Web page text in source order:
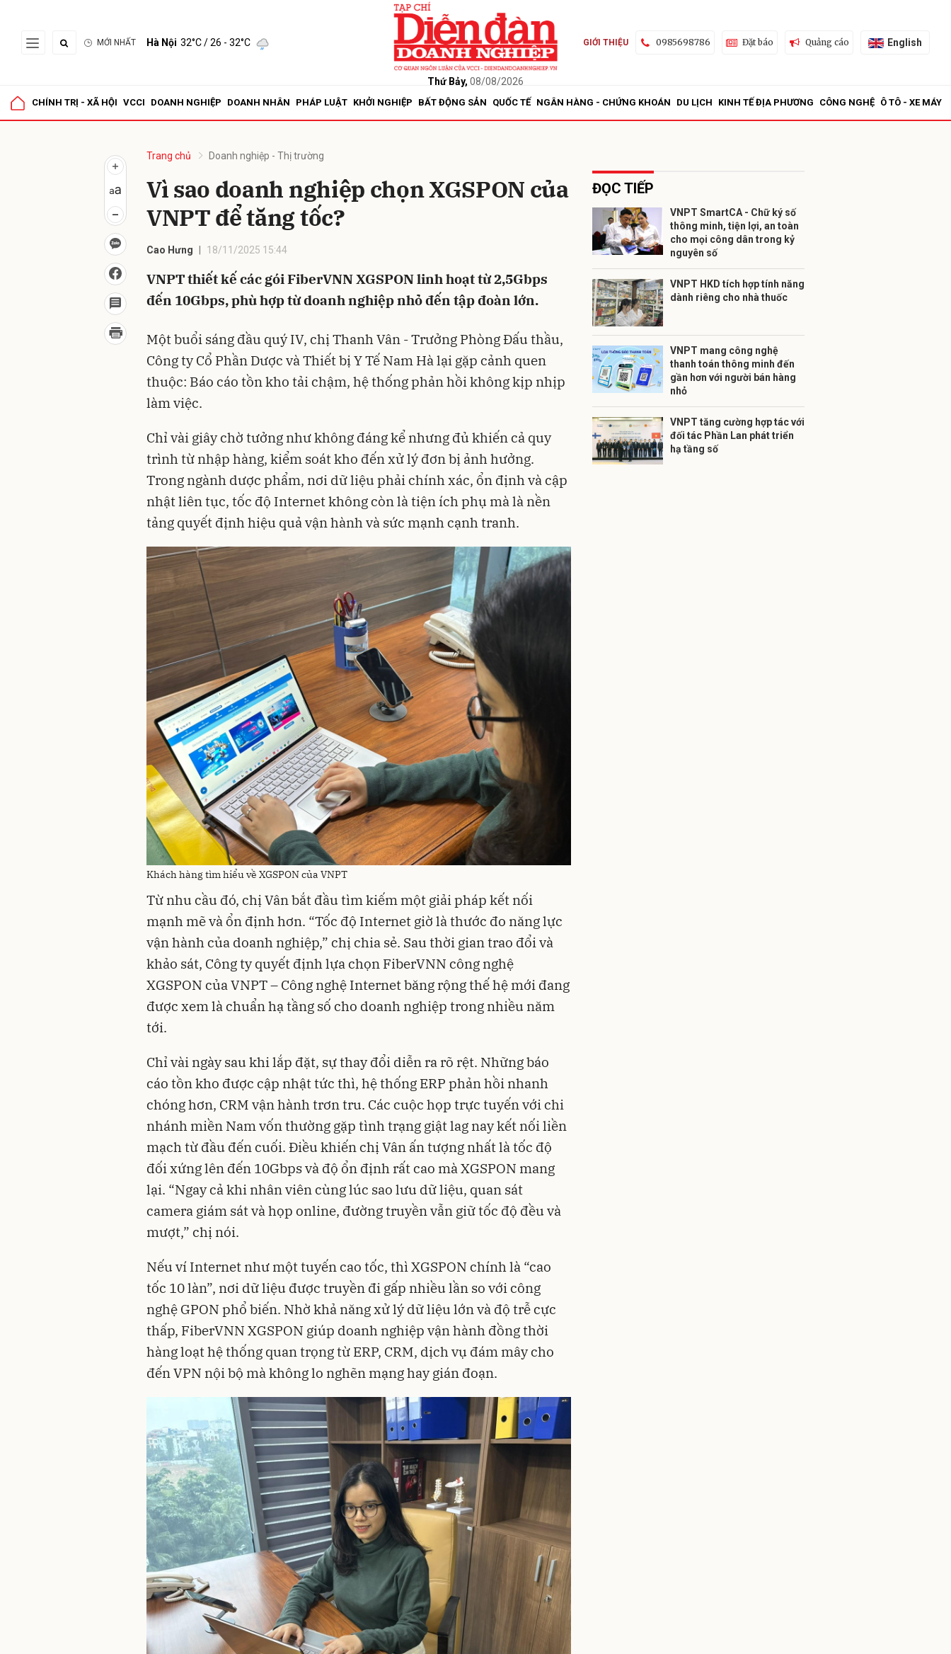
MỚI NHẤT Hà Nội 32°C/ 26 - 32°C
Thứ Bảy, 08/08/2026
GIỚI THIỆU 0985698786 Đặt báo Quảng cáo English
CHÍNH TRỊ - XÃ HỘI VCCI DOANH NGHIỆP DOANH NHÂN PHÁP LUẬT KHỞI NGHIỆP BẤT ĐỘNG SẢN QUỐC TẾ NGÂN HÀNG - CHỨNG KHOÁN DU LỊCH KINH TẾ ĐỊA PHƯƠNG CÔNG NGHỆ Ô TÔ - XE MÁY
Trang chủ Doanh nghiệp - Thị trường
Vì sao doanh nghiệp chọn XGSPON của
VNPT để tăng tốc?
Cao Hưng 18/11/2025 15:44
VNPT thiết kế các gói FiberVNN XGSPON linh hoạt từ 2,5Gbps
đến 10Gbps, phù hợp từ doanh nghiệp nhỏ đến tập đoàn lớn.
Một buổi sáng đầu quý IV, chị Thanh Vân - Trưởng Phòng Đấu thầu,
Công ty Cổ Phần Dược và Thiết bị Y Tế Nam Hà lại gặp cảnh quen
thuộc: Báo cáo tồn kho tải chậm, hệ thống phản hồi không kịp nhịp
làm việc.
Chỉ vài giây chờ tưởng như không đáng kể nhưng đủ khiến cả quy
trình từ nhập hàng, kiểm soát kho đến xử lý đơn bị ảnh hưởng.
Trong ngành dược phẩm, nơi dữ liệu phải chính xác, ổn định và cập
nhật liên tục, tốc độ Internet không còn là tiện ích phụ mà là nền
tảng quyết định hiệu quả vận hành và sức mạnh cạnh tranh.
Khách hàng tìm hiểu về XGSPON của VNPT
Từ nhu cầu đó, chị Vân bắt đầu tìm kiếm một giải pháp kết nối
mạnh mẽ và ổn định hơn. “Tốc độ Internet giờ là thước đo năng lực
vận hành của doanh nghiệp,” chị chia sẻ. Sau thời gian trao đổi và
khảo sát, Công ty quyết định lựa chọn FiberVNN công nghệ
XGSPON của VNPT – Công nghệ Internet băng rộng thế hệ mới đang
được xem là chuẩn hạ tầng số cho doanh nghiệp trong nhiều năm
tới.
Chỉ vài ngày sau khi lắp đặt, sự thay đổi diễn ra rõ rệt. Những báo
cáo tồn kho được cập nhật tức thì, hệ thống ERP phản hồi nhanh
chóng hơn, CRM vận hành trơn tru. Các cuộc họp trực tuyến với chi
nhánh miền Nam vốn thường gặp tình trạng giật lag nay kết nối liền
mạch từ đầu đến cuối. Điều khiến chị Vân ấn tượng nhất là tốc độ
đối xứng lên đến 10Gbps và độ ổn định rất cao mà XGSPON mang
lại. “Ngay cả khi nhân viên cùng lúc sao lưu dữ liệu, quan sát
camera giám sát và họp online, đường truyền vẫn giữ tốc độ đều và
mượt,” chị nói.
Nếu ví Internet như một tuyến cao tốc, thì XGSPON chính là “cao
tốc 10 làn”, nơi dữ liệu được truyền đi gấp nhiều lần so với công
nghệ GPON phổ biến. Nhờ khả năng xử lý dữ liệu lớn và độ trễ cực
thấp, FiberVNN XGSPON giúp doanh nghiệp vận hành đồng thời
hàng loạt hệ thống quan trọng từ ERP, CRM, dịch vụ đám mây cho
đến VPN nội bộ mà không lo nghẽn mạng hay gián đoạn.
ĐỌC TIẾP
VNPT SmartCA - Chữ ký số
thông minh, tiện lợi, an toàn
cho mọi công dân trong kỷ
nguyên số
VNPT HKD tích hợp tính năng
dành riêng cho nhà thuốc
VNPT mang công nghệ
thanh toán thông minh đến
gần hơn với người bán hàng
nhỏ
VNPT tăng cường hợp tác với
đối tác Phần Lan phát triển
hạ tầng số
Gửi